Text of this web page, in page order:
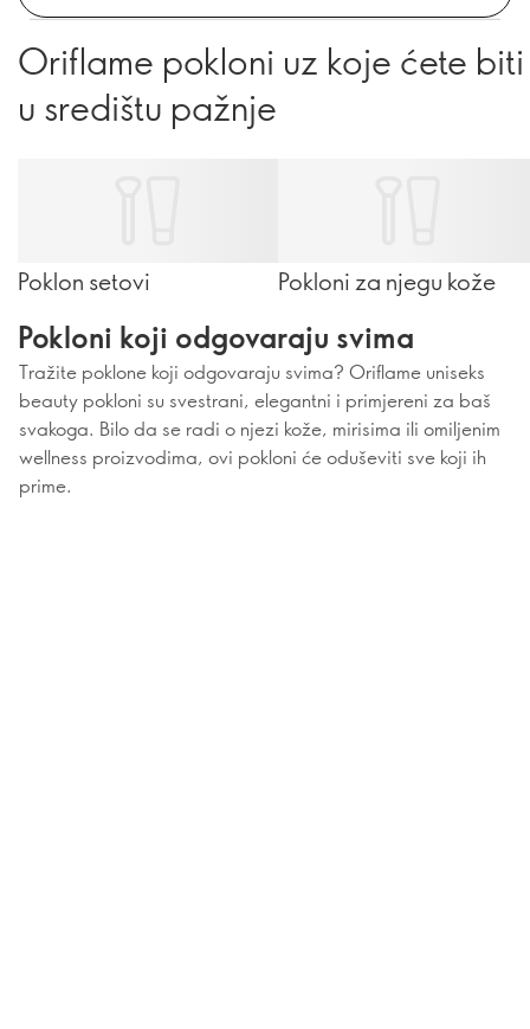
Oriflame pokloni uz koje ćete biti
u središtu pažnje
Poklon setovi Pokloni za njegu kože
Pokloni koji odgovaraju svima
Tražite poklone koji odgovaraju svima? Oriflame uniseks
beauty pokloni su svestrani, elegantni i primjereni za baš
svakoga. Bilo da se radi o njezi kože, mirisima ili omiljenim
wellness proizvodima, ovi pokloni će oduševiti sve koji ih
prime.